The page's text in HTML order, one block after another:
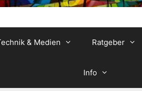
& Medien Ratgeber
Info